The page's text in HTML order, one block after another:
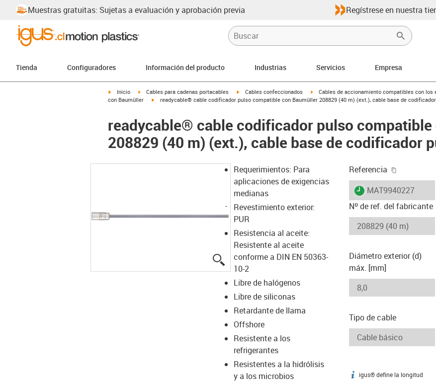
Muestras gratuitas: Sujetas a evaluación y aprobación previa Regístrese en nuestra
Tienda Configuradores Información del producto Industrias Servicios Empresa
igus-icon-arrow-right
Inicio igus-icon-arrow-right
Cables para cadenas portacables igus-icon-arrow-right
Cables confeccionados igus-icon-arrow-right
Cables de accionamiento compatibles con
con Baumüller
igus-icon-arrow-right
readycable® cable codificador pulso compatible con Baumüller 208829 (40 m) (ext.), cable base de
readycable® cable codificador pulso
208829 (40 m) (ext.), cable base de codificador
igus-icon-lupe
Requerimientos: Para
aplicaciones de exigencias
medianas
Revestimiento exterior:
PUR
Resistencia al aceite:
Resistente al aceite
conforme a DIN EN 50363-
10-2
Libre de halógenos
Libre de siliconas
Retardante de llama
Offshore
Resistente a los
refrigerantes
Resistentes a la hidrólisis
y a los microbios
Referencia
igus-icon-lieferzeit
MAT9940227
Nº de ref. del fabricante
Diámetro exterior (d)
máx. [mm]
Tipo de cable
igus-icon-info
igus® define la longitud